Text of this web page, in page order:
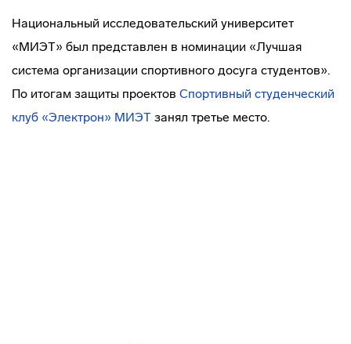
Национальный исследовательский университет
«МИЭТ» был представлен в номинации «Лучшая
система организации спортивного досуга студентов».
По итогам защиты проектов Спортивный студенческий
клуб «Электрон» МИЭТ занял третье место.